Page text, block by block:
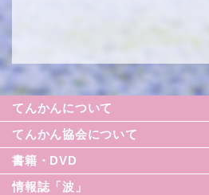
てんかんについて
てんかん協会について
書籍・DVD
情報誌「波」